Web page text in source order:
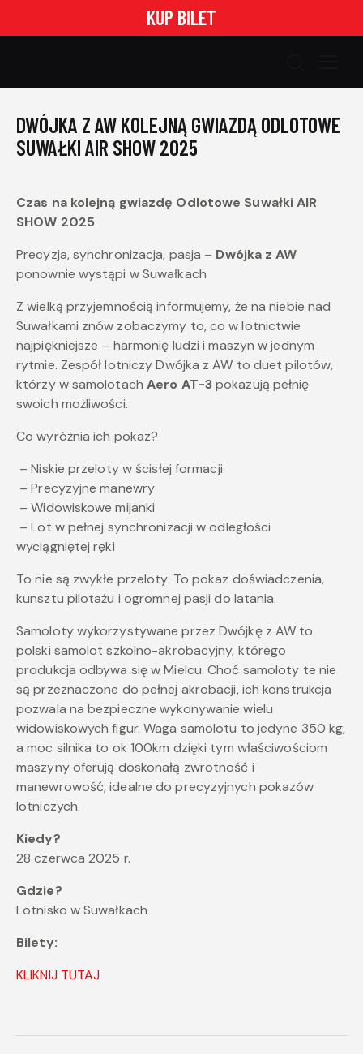
KUP BILET
DWÓJKA Z AW KOLEJNĄ GWIAZDĄ ODLOTOWE
SUWAŁKI AIR SHOW 2025
Czas na kolejną gwiazdę Odlotowe Suwałki AIR
SHOW 2025
Precyzja, synchronizacja, pasja – Dwójka z AW
ponownie wystąpi w Suwałkach
Z wielką przyjemnością informujemy, że na niebie nad
Suwałkami znów zobaczymy to, co w lotnictwie
najpiękniejsze – harmonię ludzi i maszyn w jednym
rytmie. Zespół lotniczy Dwójka z AW to duet pilotów,
którzy w samolotachAero AT-3pokazują pełnię
swoich możliwości.
Co wyróżnia ich pokaz?
– Niskie przeloty w ścisłej formacji
– Precyzyjne manewry
– Widowiskowe mijanki
– Lot w pełnej synchronizacjiw odległości
wyciągniętej ręki
To nie są zwykłe przeloty. To pokaz doświadczenia,
kunsztu pilotażu i ogromnej pasji do latania.
Samoloty wykorzystywane przez Dwójkę z AW to
polski samolot szkolno-akrobacyjny, którego
produkcja odbywa się w Mielcu. Choć samoloty te nie
są przeznaczone do pełnej akrobacji, ich konstrukcja
pozwala na bezpieczne wykonywanie wielu
widowiskowych figur. Waga samolotu to jedyne 350 kg,
a moc silnika to ok 100km dzięki tym właściwościom
maszyny oferują doskonałą zwrotność i
manewrowość, idealne do precyzyjnych pokazów
lotniczych.
Kiedy?
28 czerwca 2025 r.
Gdzie?
Lotnisko w Suwałkach
Bilety:
KLIKNIJ TUTAJ